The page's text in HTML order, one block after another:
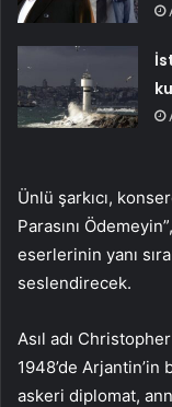
Ünlü şarkıcı,
Parasını
eserlerinin yanı
seslendirecek.
Asıl adı
1948’de Arjantin’in
askeri diplomat,